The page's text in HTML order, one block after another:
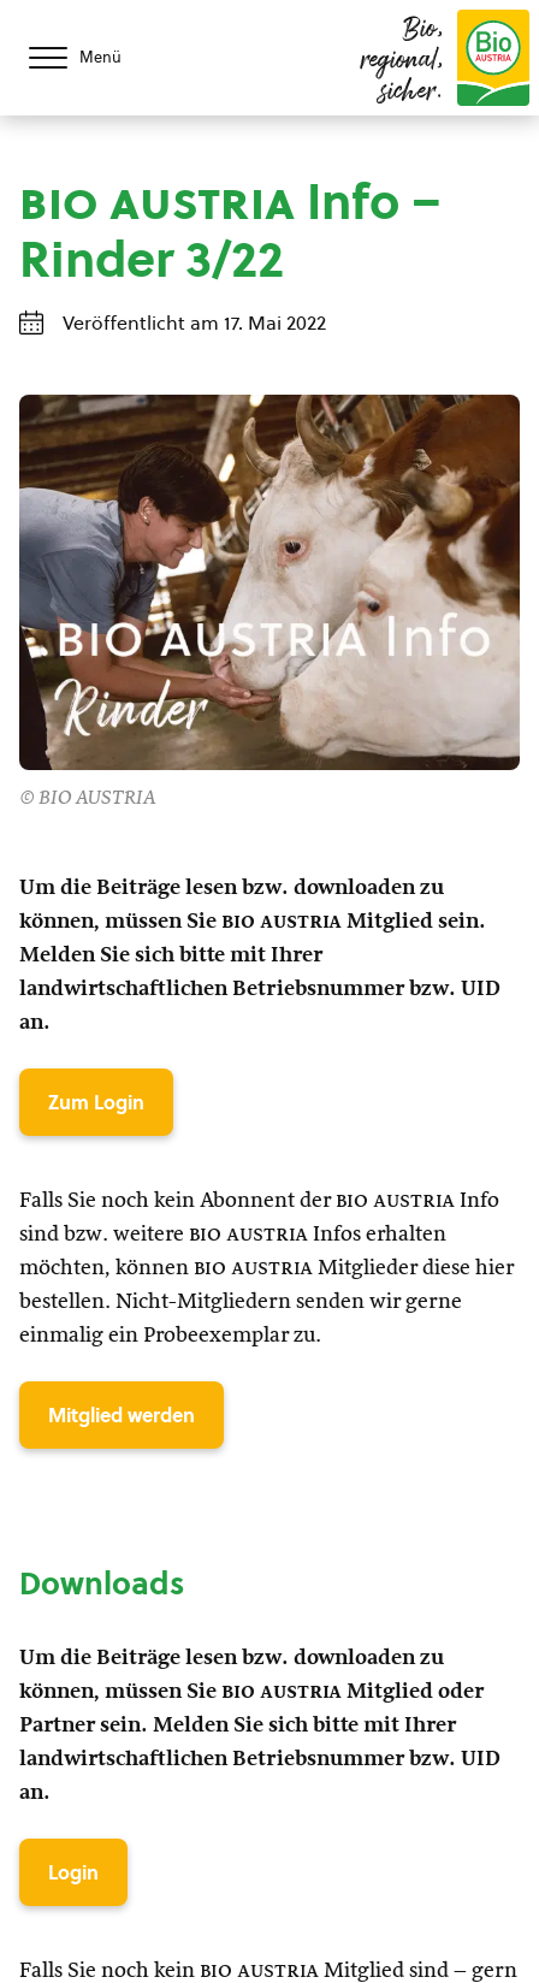
Menü
Bio,
regional,
sicher.
bio austria Info –
Rinder 3/22
Veröffentlicht am 17. Mai 2022
© BIO AUSTRIA
Um die Beiträge lesen bzw. downloaden zu
können, müssen Sie bio austria Mitglied sein.
Melden Sie sich bitte mit Ihrer
landwirtschaftlichen Betriebsnummer bzw. UID
an.
Zum Login
Falls Sie noch kein Abonnent der bio austria Info
sind bzw. weitere bio austria Infos erhalten
möchten, können bio austria Mitglieder diese hier
bestellen. Nicht-Mitgliedern senden wir gerne
einmalig ein Probeexemplar zu.
Mitglied werden
Downloads
Um die Beiträge lesen bzw. downloaden zu
können, müssen Sie bio austria Mitglied oder
Partner sein. Melden Sie sich bitte mit Ihrer
landwirtschaftlichen Betriebsnummer bzw. UID
an.
Login
Falls Sie noch kein bio austria Mitglied sind – gern